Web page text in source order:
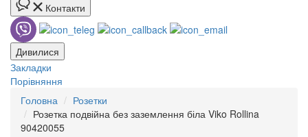
Контакти
Дивилися
Закладки
Порівняння
Головна
Розетки
Розетка подвійна без заземлення біла Viko Rollina
90420055